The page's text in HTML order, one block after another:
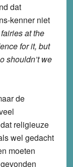
dat
kenner niet
at the
for it, but
shouldn’t we
de
religieuze
wel gedacht
moeten